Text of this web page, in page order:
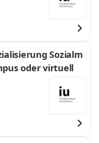
Sozialm
oder virtuell